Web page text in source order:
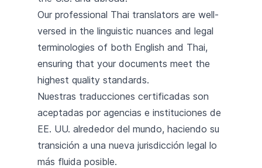
Our professional Thai translators are well-
versed in the linguistic nuances and legal
terminologies of both English and Thai,
ensuring that your documents meet the
highest quality standards.
Nuestras traducciones certificadas son
aceptadas por agencias e instituciones de
EE. UU. alrededor del mundo, haciendo su
transición a una nueva jurisdicción legal lo
más fluida posible.